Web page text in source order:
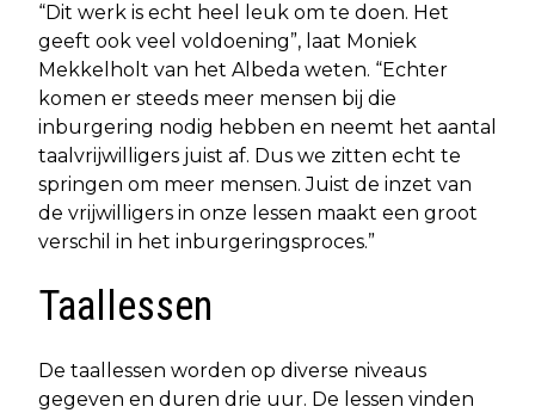
“Dit werk is echt heel leuk om te doen. Het
geeft ook veel voldoening”, laat Moniek
Mekkelholt van het Albeda weten. “Echter
komen er steeds meer mensen bij die
inburgering nodig hebben en neemt het aantal
taalvrijwilligers juist af. Dus we zitten echt te
springen om meer mensen. Juist de inzet van
de vrijwilligers in onze lessen maakt een groot
verschil in het inburgeringsproces.”
Taallessen
De taallessen worden op diverse niveaus
gegeven en duren drie uur. De lessen vinden